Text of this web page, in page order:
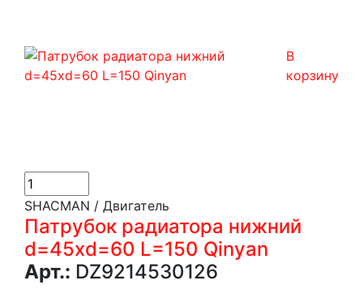
В
корзину
SHACMAN / Двигатель
Патрубок радиатора нижний
d=45хd=60 L=150 Qinyan
Арт.: DZ9214530126